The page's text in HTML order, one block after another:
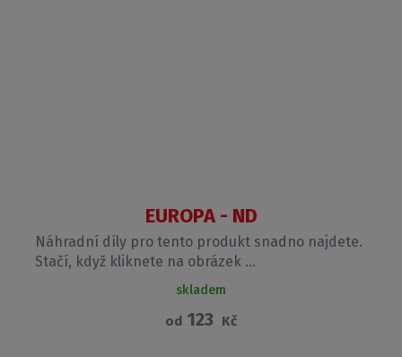
EUROPA - ND
Náhradní díly pro tento produkt snadno najdete.
Stačí, když kliknete na obrázek ...
skladem
od 123 Kč